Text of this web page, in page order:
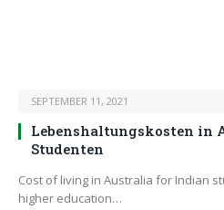
SEPTEMBER 11, 2021
Lebenshaltungskosten in
Studenten
Cost of living in Australia for Indian
higher education…